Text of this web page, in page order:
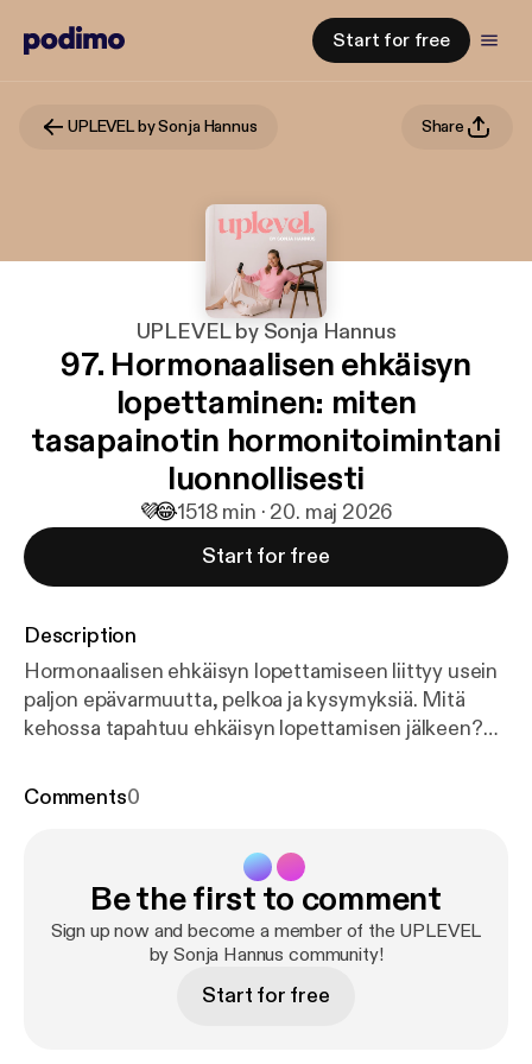
Start for free
UPLEVEL by Sonja Hannus Share
UPLEVEL by Sonja Hannus
97. Hormonaalisen ehkäisyn
lopettaminen: miten
tasapainotin hormonitoimintani
luonnollisesti
💜😂1518 min · 20. maj 2026
Start for free
Description
Hormonaalisen ehkäisyn lopettamiseen liittyy usein
paljon epävarmuutta, pelkoa ja kysymyksiä. Mitä
kehossa tapahtuu ehkäisyn lopettamisen jälkeen?
palaavat tai pahenevat? Tässä jaksossa jaan oman
lopettaminen oli omalla kohdallani. Puhumme muun
muassa aknesta, puuttuvista kuukautisista,
ruokasuhteesta, hermoston kuormituksesta ja siitä,
miten oma yhteyteni kehoon alkoi vähitellen
rakentua uudelleen. Kuulet myös miten paljon voit
Comments0
Be the first to comment
Sign up now and become a member of the UPLEVEL
by Sonja Hannus community!
Start for free